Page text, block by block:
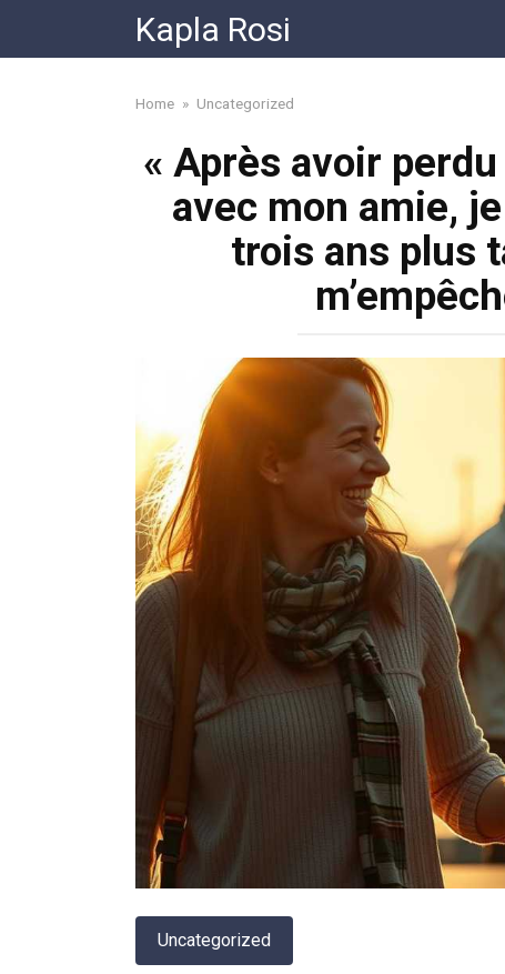
content
Kapla Rosi
Home » Uncategorized
« Après avoir
avec mon amie,
trois ans plus
Uncategorized